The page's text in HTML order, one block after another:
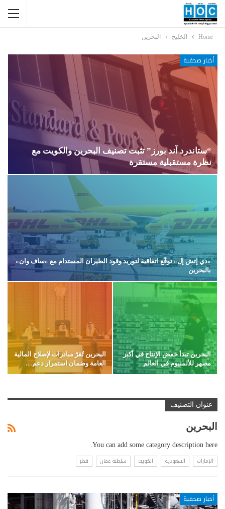
Home الخليج البحرين
أخبار صحفية
“ستاندرد آند بورز” تثبت تصنيف البحرين والكويت مع
نظرة مستقبلية مستقرة
«دي إتش إل» توقِّع اتفاقية لتوريد وقود الطيران المستدام مع «ساف وان»
بالبحرين
البحرين تبدأ خفض الإنتاج في أكبر
مصهر للألمنيوم في العالم
البحرين تُقرّ مبادرات لإصلاح المالية
العامة وضمان استمرار دعم…
عنوان التصنيف
البحرين
You can add some category description here.
الإمارات السعودية الكويت سلطنة عمان قطر
أخبار صحفية